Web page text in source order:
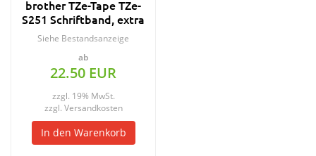
brother TZe-Tape TZe-
S251 Schriftband, extra
stark klebend
Siehe Bestandsanzeige
ab
22.50 EUR
zzgl. 19% MwSt.
zzgl. Versandkosten
In den Warenkorb